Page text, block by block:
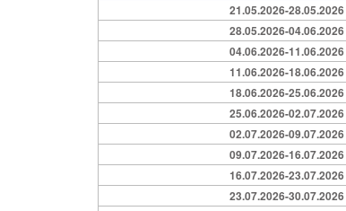
21.05.2026-28.05.2026
28.05.2026-04.06.2026
04.06.2026-11.06.2026
11.06.2026-18.06.2026
18.06.2026-25.06.2026
25.06.2026-02.07.2026
02.07.2026-09.07.2026
09.07.2026-16.07.2026
16.07.2026-23.07.2026
23.07.2026-30.07.2026